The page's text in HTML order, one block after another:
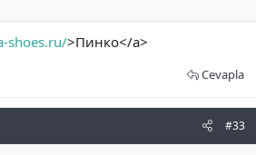
shoes.ru/>Пинко</a>
Cevapla
#33